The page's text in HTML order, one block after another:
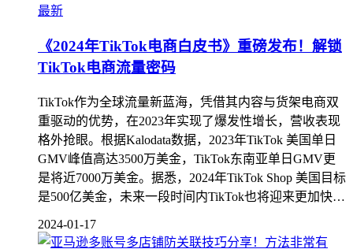
最新
《2024年TikTok电商白皮书》重磅发布！解锁
TikTok电商流量密码
TikTok作为全球流量新蓝海，凭借其内容与货架电商双
重驱动的优势，在2023年实现了爆发性增长，营收表现
格外抢眼。根据Kalodata数据，2023年TikTok 美国单日
GMV峰值高达3500万美金，TikTok东南亚单日GMV更
是将近7000万美金。据悉，2024年TikTok Shop 美国目标
是500亿美金，未来一段时间内TikTok也将迎来更加快…
2024-01-17